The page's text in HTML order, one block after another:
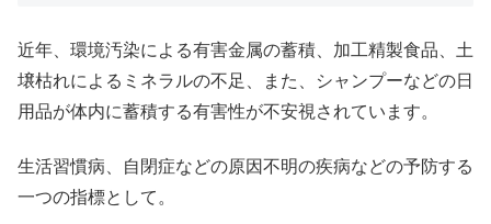
近年、環境汚染による有害金属の蓄積、加工精製食品、土
壌枯れによるミネラルの不足、また、シャンプーなどの日
用品が体内に蓄積する有害性が不安視されています。
生活習慣病、自閉症などの原因不明の疾病などの予防する
一つの指標として。